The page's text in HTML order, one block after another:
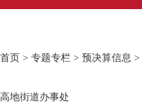
首页 > 专题专栏 > 预决算信息 >
高地街道办事处